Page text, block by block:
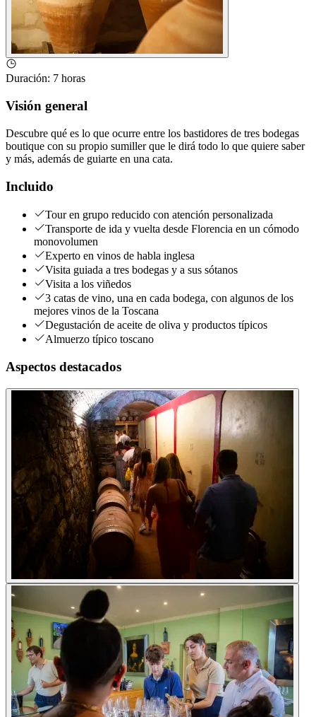
Duración: 7 horas
Visión general
Descubre qué es lo que ocurre entre los bastidores de tres bodegas
boutique con su propio sumiller que le dirá todo lo que quiere saber
y más, además de guiarte en una cata.
Incluido
Tour en grupo reducido con atención personalizada
Transporte de ida y vuelta desde Florencia en un cómodo
monovolumen
Experto en vinos de habla inglesa
Visita guiada a tres bodegas y a sus sótanos
Visita a los viñedos
3 catas de vino, una en cada bodega, con algunos de los
mejores vinos de la Toscana
Degustación de aceite de oliva y productos típicos
Almuerzo típico toscano
Aspectos destacados